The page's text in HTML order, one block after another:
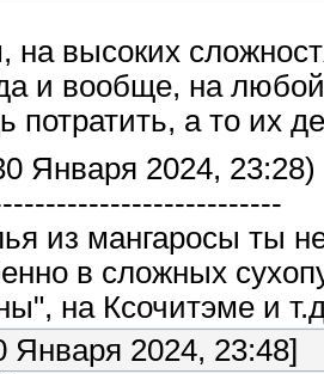
высоких
и вообще, на
потратить, а то их
Января 2024, 23:28)
из мангаросы ты
в сложных
на Ксочитэме и
Января 2024, 23:48]